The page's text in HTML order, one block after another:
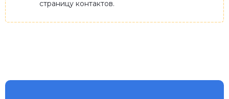
страницу контактов.